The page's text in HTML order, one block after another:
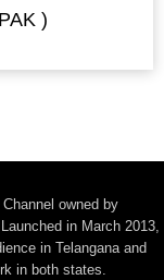
)
owned by
in March 2013,
in Telangana and
in both states.